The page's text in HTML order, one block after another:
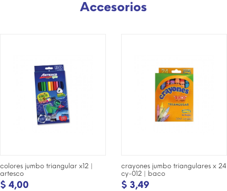
Accesorios
colores jumbo triangular x12 |
artesco
$ 4,00
crayones jumbo triangulares x 24
cy-012 | baco
$ 3,49